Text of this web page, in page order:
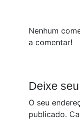
Nenhum
a comentar!
Deixe
O seu
publicado.